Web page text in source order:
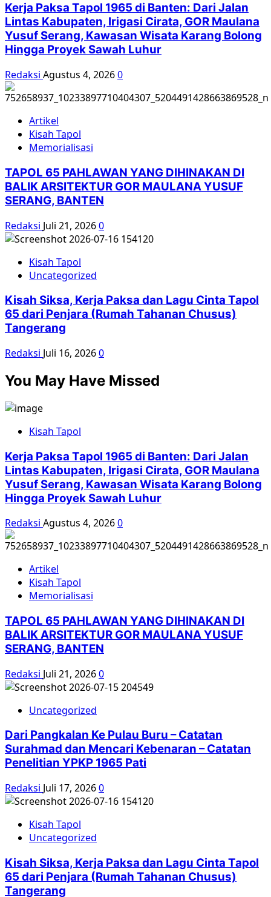
Kerja Paksa Tapol 1965 di Banten: Dari Jalan
Lintas Kabupaten, Irigasi Cirata, GOR Maulana
Yusuf Serang, Kawasan Wisata Karang Bolong
Hingga Proyek Sawah Luhur
Redaksi Agustus 4, 20260
Artikel
Kisah Tapol
Memorialisasi
TAPOL 65 PAHLAWAN YANG DIHINAKAN DI
BALIK ARSITEKTUR GOR MAULANA YUSUF
SERANG, BANTEN
Redaksi Juli 21, 20260
Kisah Tapol
Uncategorized
Kisah Siksa, Kerja Paksa dan Lagu Cinta Tapol
65 dari Penjara (Rumah Tahanan Chusus)
Tangerang
Redaksi Juli 16, 20260
You May Have Missed
Kisah Tapol
Kerja Paksa Tapol 1965 di Banten: Dari Jalan
Lintas Kabupaten, Irigasi Cirata, GOR Maulana
Yusuf Serang, Kawasan Wisata Karang Bolong
Hingga Proyek Sawah Luhur
Redaksi Agustus 4, 20260
Artikel
Kisah Tapol
Memorialisasi
TAPOL 65 PAHLAWAN YANG DIHINAKAN DI
BALIK ARSITEKTUR GOR MAULANA YUSUF
SERANG, BANTEN
Redaksi Juli 21, 20260
Uncategorized
Dari Pangkalan Ke Pulau Buru – Catatan
Surahmad dan Mencari Kebenaran – Catatan
Penelitian YPKP 1965 Pati
Redaksi Juli 17, 20260
Kisah Tapol
Uncategorized
Kisah Siksa, Kerja Paksa dan Lagu Cinta Tapol
65 dari Penjara (Rumah Tahanan Chusus)
Tangerang